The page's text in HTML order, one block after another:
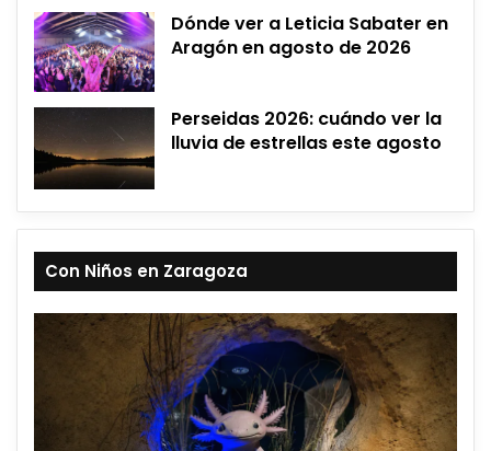
Dónde ver a Leticia Sabater en
Aragón en agosto de 2026
Perseidas 2026: cuándo ver la
lluvia de estrellas este agosto
Con Niños en Zaragoza